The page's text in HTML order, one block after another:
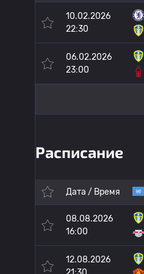
10.02.2026
22:30
06.02.2026
23:00
Расписание
Дата / Время
08.08.2026
16:00
12.08.2026